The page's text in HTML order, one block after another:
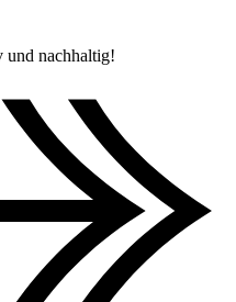
und nachhaltig!